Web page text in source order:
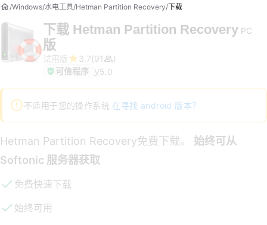
Windows 水电工具 Hetman Partition Recovery 下载
下载 Hetman Partition Recovery PC
版
试用版 3.7 91
可信程序 V5.0
不适用于您的操作系统 在寻找 android 版本？
Hetman Partition Recovery免费下载。 始终可从
Softonic 服务器获取
免费快速下载
始终可用